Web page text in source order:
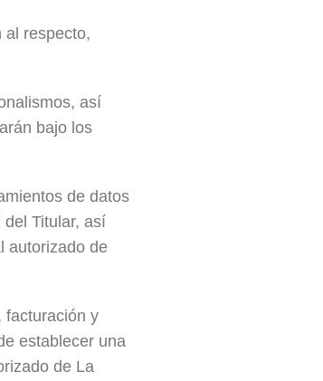
al respecto,
así
bajo los
de datos
Titular, así
autorizado de
facturación y
establecer una
de La